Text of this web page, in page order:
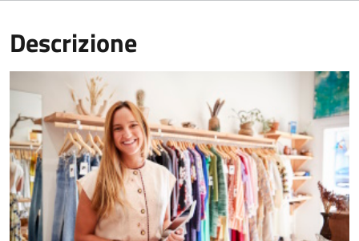
Descrizione